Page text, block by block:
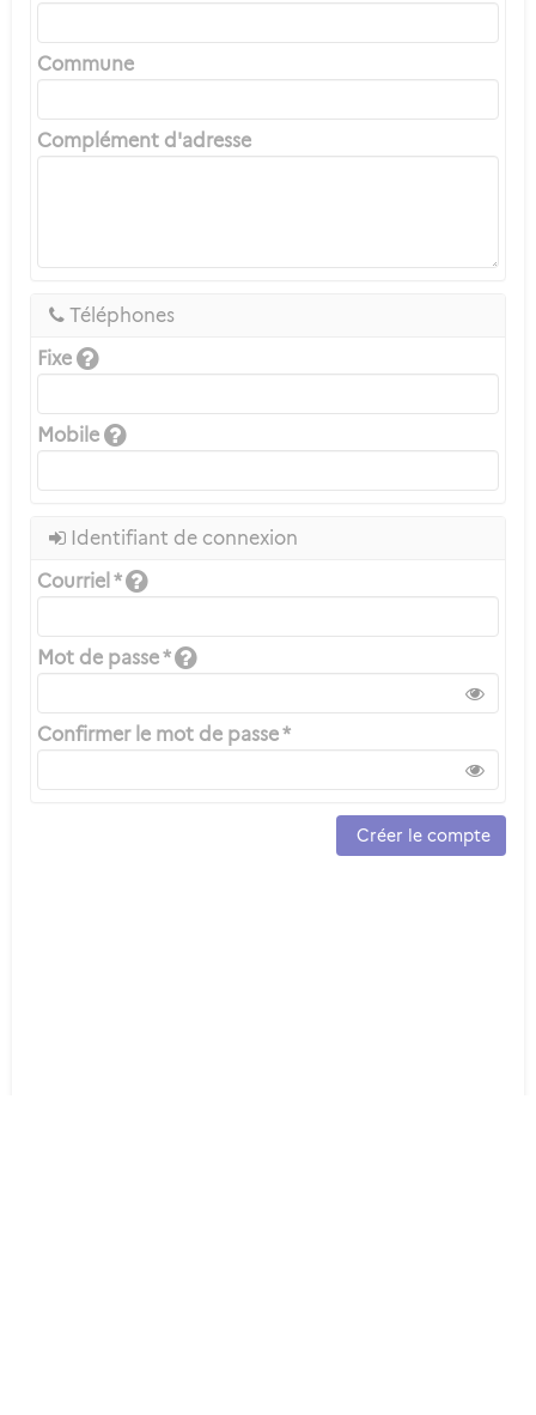
Commune
Complément d'adresse
Téléphones
Fixe
Mobile
Identifiant de connexion
Courriel *
Mot de passe *
Confirmer le mot de passe *
Créer le compte